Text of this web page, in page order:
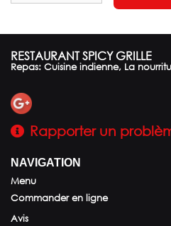
RESTAURANT SPICY GRILLE
Repas: Cuisine indienne, La
Rapporter un
NAVIGATION
Menu
Commander en ligne
Avis